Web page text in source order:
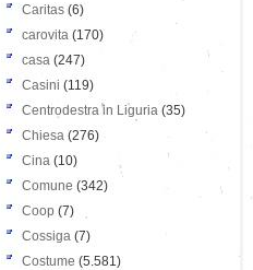
Caritas (6)
carovita (170)
casa (247)
Casini (119)
Centrodestra in Liguria (35)
Chiesa (276)
Cina (10)
Comune (342)
Coop (7)
Cossiga (7)
Costume (5.581)